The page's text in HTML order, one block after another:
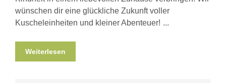
wünschen dir eine glückliche Zukunft voller
Kuscheleinheiten und kleiner Abenteuer!
Weiterlesen